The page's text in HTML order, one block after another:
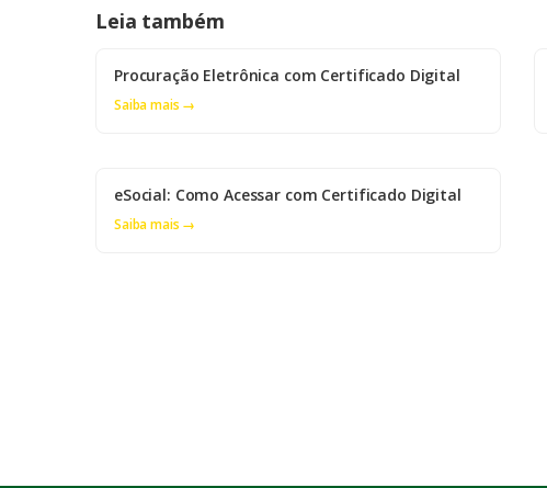
Leia também
Procuração Eletrônica com Certificado Digital
Saiba mais →
eSocial: Como Acessar com Certificado Digital
Saiba mais →